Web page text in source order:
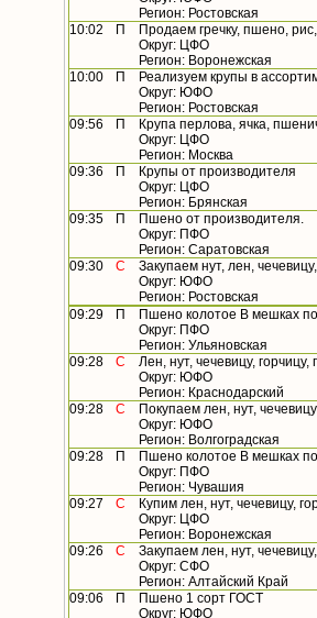
Регион: Ростовская
10:02
П
Продаем гречку, пшено,
Округ: ЦФО
Регион: Воронежская
10:00
П
Реализуем крупы в
Округ: ЮФО
Регион: Ростовская
09:56
П
Крупа перлова, ячка,
Округ: ЦФО
Регион: Москва
09:36
П
Крупы от производителя
Округ: ЦФО
Регион: Брянская
09:35
П
Пшено от производителя.
Округ: ПФО
Регион: Саратовская
09:30
С
Закупаем нут, лен,
Округ: ЮФО
Регион: Ростовская
09:29
П
Пшено колотое В мешках по
Округ: ПФО
Регион: Ульяновская
09:28
С
Лен, нут, чечевицу,
Округ: ЮФО
Регион: Краснодарский
09:28
С
Покупаем лен, нут,
Округ: ЮФО
Регион: Волгоградская
09:28
П
Пшено колотое В мешках
Округ: ПФО
Регион: Чувашия
09:27
С
Купим лен, нут, чечевицу,
Округ: ЦФО
Регион: Воронежская
09:26
С
Закупаем лен, нут,
Округ: СФО
Регион: Алтайский Край
09:06
П
Пшено 1 сорт ГОСТ
Округ: ЮФО